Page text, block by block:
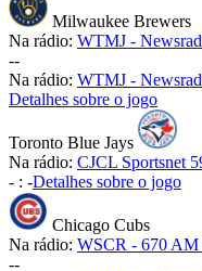
Milwaukee Brewers
Na rádio: WTMJ -
--
Na rádio: WTMJ -
Detalhes sobre o jogo
Toronto Blue Jays
Na rádio: CJCL Sportsnet
- : -Detalhes sobre o jogo
Chicago Cubs
Na rádio: WSCR - 670 AM
--